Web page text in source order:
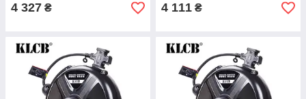
4 327 ₴ 4 111 ₴